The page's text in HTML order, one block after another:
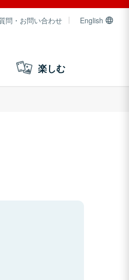
問・お問い合わせ English
楽しむ